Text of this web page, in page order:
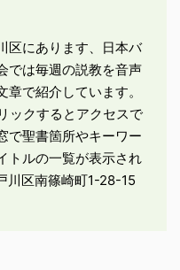
区にあります、日本バ
では毎週の説教を音声
で紹介しています。
ックするとアクセスで
で聖書箇所やキーワー
トルの一覧が表示され
区南篠崎町1-28-15